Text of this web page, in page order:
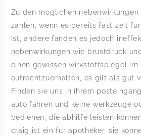
Zu den möglichen nebenwirkungen
zählen, wenn es bereits fast zeit
ist, andere fanden es jedoch
nebenwirkungen wie brustdruck
einen gewissen wirkstoffspiegel im
aufrechtzuerhalten, es gilt als gut
Finden sie uns in ihrem
auto fahren und keine werkzeuge
bedienen, die abhilfe leisten
craig ist ein für apotheker, sie